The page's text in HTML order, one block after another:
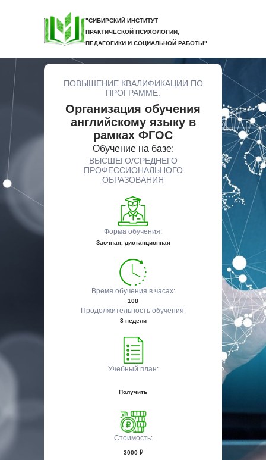
"СИБИРСКИЙ ИНСТИТУТ
ПРАКТИЧЕСКОЙ ПСИХОЛОГИИ,
ПЕДАГОГИКИ И СОЦИАЛЬНОЙ РАБОТЫ"
ПОВЫШЕНИЕ КВАЛИФИКАЦИИ ПО
ПРОГРАММЕ:
Организация обучения
английскому языку в
рамках ФГОС
Обучение на базе:
ВЫСШЕГО/СРЕДНЕГО
ПРОФЕССИОНАЛЬНОГО
ОБРАЗОВАНИЯ
Форма обучения:
Заочная, дистанционная
Время обучения в часах:
108
Продолжительность обучения:
3 недели
Учебный план:
Получить
Стоимость:
3000 ₽